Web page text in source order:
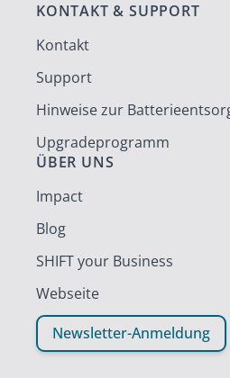
KONTAKT & SUPPORT
Kontakt
Support
Hinweise zur
Upgradeprogramm
ÜBER UNS
Impact
Blog
SHIFT your Business
Webseite
Newsletter-Anmeldung